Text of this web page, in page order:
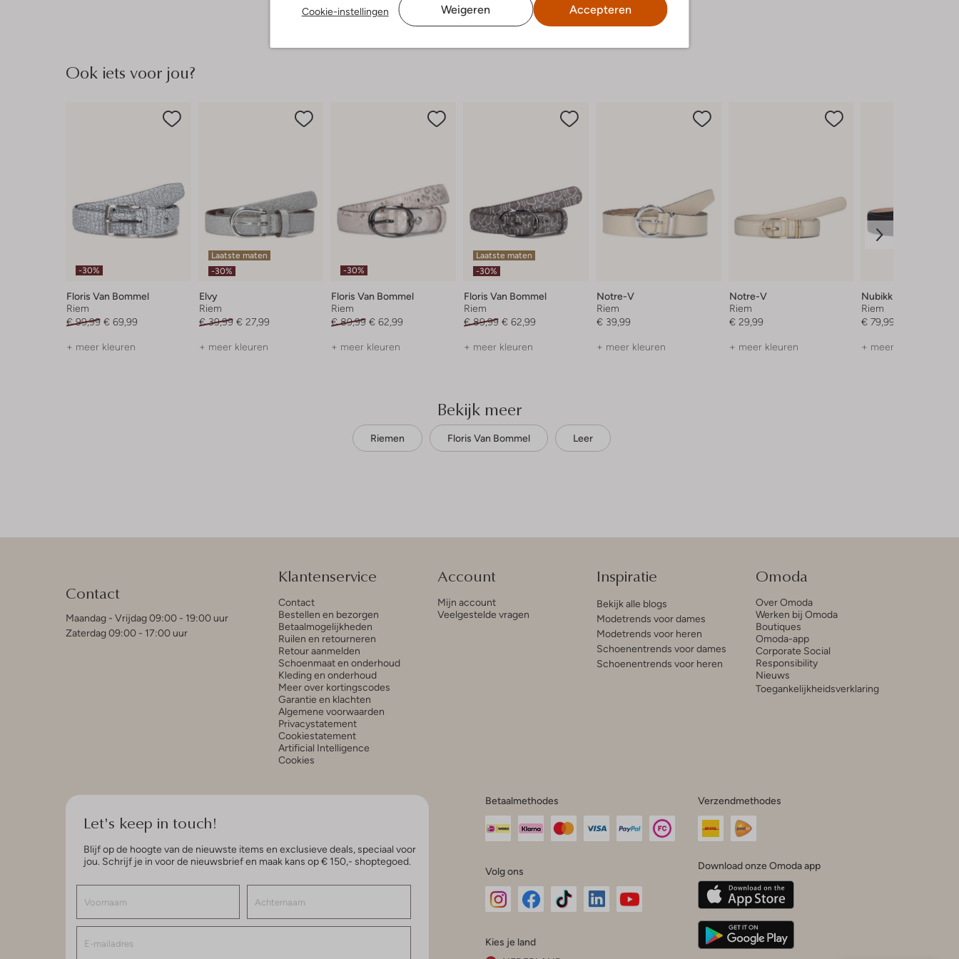
Cookie-instellingen Weigeren Accepteren
Ook iets voor jou?
-30%
Floris Van Bommel
Riem
€ 99,99 € 69,99
+ meer kleuren
Laatste maten
-30%
Elvy
Riem
€ 39,99 € 27,99
+ meer kleuren
-30%
Floris Van Bommel
Riem
€ 89,99 € 62,99
+ meer kleuren
Laatste maten
-30%
Floris Van Bommel
Riem
€ 89,99 € 62,99
+ meer kleuren
Notre-V
Riem
€ 39,99
+ meer kleuren
Notre-V
Riem
€ 29,99
+ meer kleuren
Nubikk
Riem
€ 79,99
+ meer kleuren
Bekijk meer
Riemen Floris Van Bommel Leer
Contact
Maandag - Vrijdag 09:00 - 19:00 uur
Zaterdag 09:00 - 17:00 uur
Klantenservice
Contact
Bestellen en bezorgen
Betaalmogelijkheden
Ruilen en retourneren
Retour aanmelden
Schoenmaat en onderhoud
Kleding en onderhoud
Meer over kortingscodes
Garantie en klachten
Algemene voorwaarden
Privacystatement
Cookiestatement
Artificial Intelligence
Cookies
Account
Mijn account
Veelgestelde vragen
Inspiratie
Bekijk alle blogs
Modetrends voor dames
Modetrends voor heren
Schoenentrends voor dames
Schoenentrends voor heren
Omoda
Over Omoda
Werken bij Omoda
Boutiques
Omoda-app
Corporate Social
Responsibility
Nieuws
Toegankelijkheidsverklaring
Let's keep in touch!
Blijf op de hoogte van de nieuwste items en exclusieve deals, speciaal voor
jou. Schrijf je in voor de nieuwsbrief en maak kans op € 150,- shoptegoed.
Betaalmethodes
Volg ons
InstagramFacebook
Kies je land
Verzendmethodes
Download onze Omoda app